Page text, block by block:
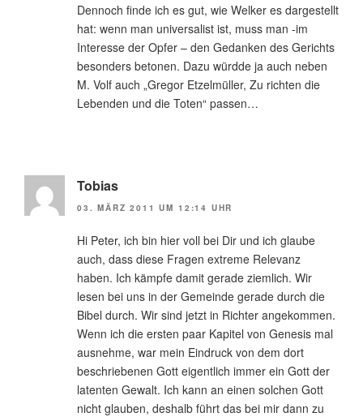
Dennoch finde ich es gut, wie Welker es dargestellt
hat: wenn man universalist ist, muss man -im
Interesse der Opfer – den Gedanken des Gerichts
besonders betonen. Dazu würdde ja auch neben
M. Volf auch „Gregor Etzelmüller, Zu richten die
Lebenden und die Toten“ passen…
Tobias
03. MÄRZ 2011 UM 12:14 UHR
Hi Peter, ich bin hier voll bei Dir und ich glaube
auch, dass diese Fragen extreme Relevanz
haben. Ich kämpfe damit gerade ziemlich. Wir
lesen bei uns in der Gemeinde gerade durch die
Bibel durch. Wir sind jetzt in Richter angekommen.
Wenn ich die ersten paar Kapitel von Genesis mal
ausnehme, war mein Eindruck von dem dort
beschriebenen Gott eigentlich immer ein Gott der
latenten Gewalt. Ich kann an einen solchen Gott
nicht glauben, deshalb führt das bei mir dann zu